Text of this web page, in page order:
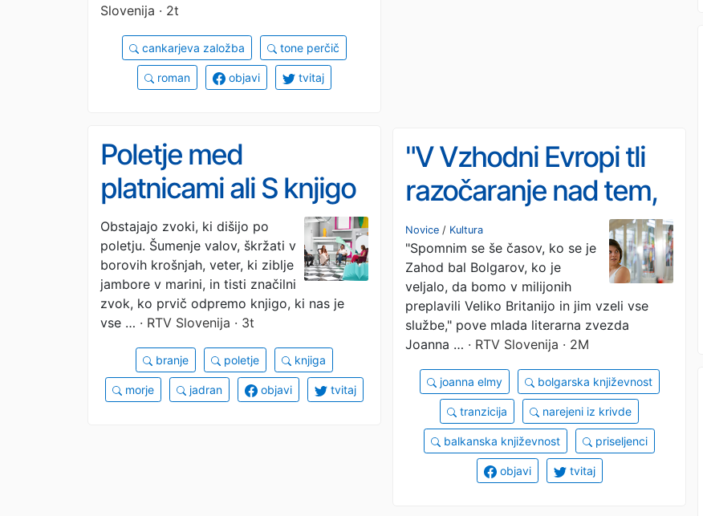
Slovenija · 2t
cankarjeva založba tone perčič
roman objavi tvitaj
Poletje med
platnicami ali S knjigo
v poletje
Obstajajo zvoki, ki dišijo po
poletju. Šumenje valov, škržati v
borovih krošnjah, veter, ki ziblje
jambore v marini, in tisti značilni
zvok, ko prvič odpremo knjigo, ki nas je
vse … · RTV Slovenija · 3t
branje poletje knjiga
morje jadran objavi tvitaj
"V Vzhodni Evropi tli
razočaranje nad tem,
da se kapitalistična
utopija nikoli ni
uresničila"
Novice / Kultura
"Spomnim se še časov, ko se je
Zahod bal Bolgarov, ko je
veljalo, da bomo v milijonih
preplavili Veliko Britanijo in jim vzeli vse
službe," pove mlada literarna zvezda
Joanna … · RTV Slovenija · 2M
joanna elmy bolgarska književnost
tranzicija narejeni iz krivde
balkanska književnost priseljenci
objavi tvitaj